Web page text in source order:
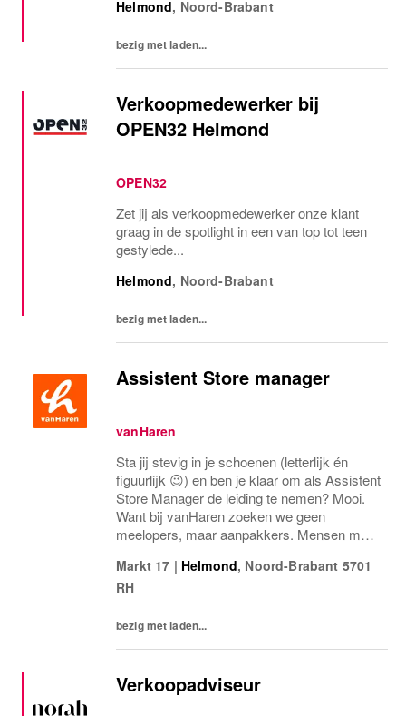
bepalen wij de toon voor demode-industrie
Helmond, Noord-Brabant
bezig met laden...
Verkoopmedewerker bij
OPEN32 Helmond
OPEN32
Zet jij als verkoopmedewerker onze klant
graag in de spotlight in een van top tot teen
gestylede...
Helmond, Noord-Brabant
bezig met laden...
Assistent Store manager
vanHaren
Sta jij stevig in je schoenen (letterlijk én
figuurlijk 😉) en ben je klaar om als Assistent
Store Manager de leiding te nemen? Mooi.
Want bij vanHaren zoeken we geen
meelopers, maar aanpakkers. Mensen met
retailgevoel.Als Assistent Store Manager
ben jij de...
Markt 17 | Helmond, Noord-Brabant 5701
RH
bezig met laden...
Verkoopadviseur